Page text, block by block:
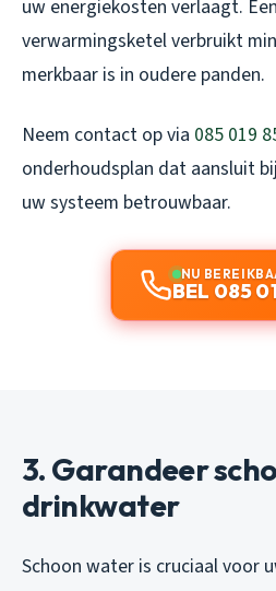
uw energiekosten verlaagt.
verwarmingsketel verbruikt
merkbaar is in oudere panden.
Neem contact op via 085 019
onderhoudsplan dat aansluit
uw systeem betrouwbaar.
NU
BEL 085
3. Garandeer
drinkwater
Schoon water is cruciaal voor